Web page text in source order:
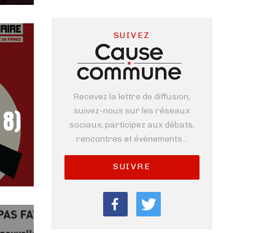
SUIVEZ
Recevez la lettre de diffusion,
suivez-nous sur les réseaux
sociaux, participez aux débats,
rencontres et évènements...
SUIVRE